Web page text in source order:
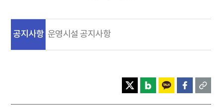
공지사항 운영시설 공지사항